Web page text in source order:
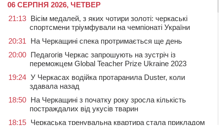
06 СЕРПНЯ 2026, ЧЕТВЕР
21:13 Вісім медалей, з яких чотири золоті: черкаські
спортсмени тріумфували на чемпіонаті України
20:31
На Черкащині спека протримається ще день
20:00 Педагогів Черкас запрошують на зустріч із
переможцем Global Teacher Prize Ukraine 2023
19:24 У Черкасах водійка протаранила Duster, коли
здавала назад
18:50 На Черкащині з початку року зросла кількість
постраждалих від укусів тварин
18:15 Черкаська тренувальна квартира стала прикладом